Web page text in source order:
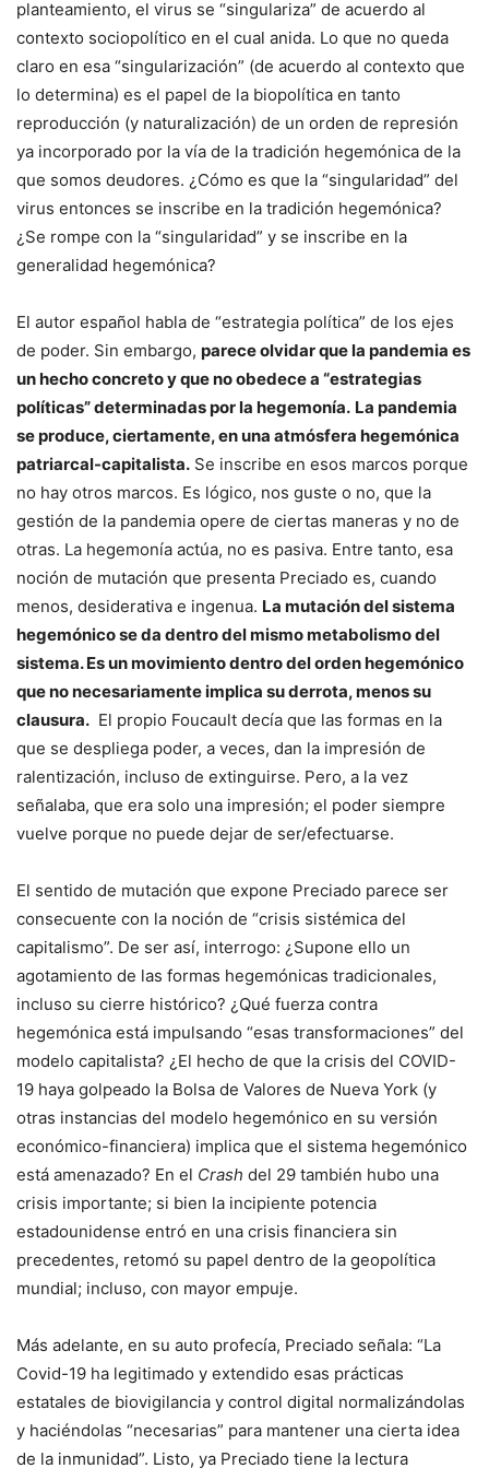
planteamiento, el virus se “singulariza” de acuerdo al
contexto sociopolítico en el cual anida. Lo que no queda
claro en esa “singularización” (de acuerdo al contexto que
lo determina) es el papel de la biopolítica en tanto
reproducción (y naturalización) de un orden de represión
ya incorporado por la vía de la tradición hegemónica de la
que somos deudores. ¿Cómo es que la “singularidad” del
virus entonces se inscribe en la tradición hegemónica?
¿Se rompe con la “singularidad” y se inscribe en la
generalidad hegemónica?
El autor español habla de “estrategia política” de los ejes
de poder. Sin embargo, parece olvidar que la pandemia es
un hecho concreto y que no obedece a “estrategias
políticas” determinadas por la hegemonía. La pandemia
se produce, ciertamente, en una atmósfera hegemónica
patriarcal-capitalista. Se inscribe en esos marcos porque
no hay otros marcos. Es lógico, nos guste o no, que la
gestión de la pandemia opere de ciertas maneras y no de
otras. La hegemonía actúa, no es pasiva. Entre tanto, esa
noción de mutación que presenta Preciado es, cuando
menos, desiderativa e ingenua. La mutación del sistema
hegemónico se da dentro del mismo metabolismo del
sistema. Es un movimiento dentro del orden hegemónico
que no necesariamente implica su derrota, menos su
clausura. El propio Foucault decía que las formas en la
que se despliega poder, a veces, dan la impresión de
ralentización, incluso de extinguirse. Pero, a la vez
señalaba, que era solo una impresión; el poder siempre
vuelve porque no puede dejar de ser/efectuarse.
El sentido de mutación que expone Preciado parece ser
consecuente con la noción de “crisis sistémica del
capitalismo”. De ser así, interrogo: ¿Supone ello un
agotamiento de las formas hegemónicas tradicionales,
incluso su cierre histórico? ¿Qué fuerza contra
hegemónica está impulsando “esas transformaciones” del
modelo capitalista? ¿El hecho de que la crisis del COVID-
19 haya golpeado la Bolsa de Valores de Nueva York (y
otras instancias del modelo hegemónico en su versión
económico-financiera) implica que el sistema hegemónico
está amenazado? En el Crash del 29 también hubo una
crisis importante; si bien la incipiente potencia
estadounidense entró en una crisis financiera sin
precedentes, retomó su papel dentro de la geopolítica
mundial; incluso, con mayor empuje.
Más adelante, en su auto profecía, Preciado señala: “La
Covid-19 ha legitimado y extendido esas prácticas
estatales de biovigilancia y control digital normalizándolas
y haciéndolas “necesarias” para mantener una cierta idea
de la inmunidad”. Listo, ya Preciado tiene la lectura